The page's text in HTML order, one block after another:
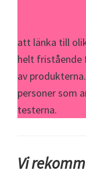
att länka till
helt fristående
av
personer som
testerna.
Vi